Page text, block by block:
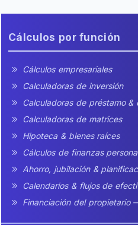
Cálculos por función
Cálculos empresariales
Calculadoras de inversión
Calculadoras de préstamo &
Calculadoras de matrices
Hipoteca & bienes raíces
Cálculos de finanzas
Ahorro, jubilación &
Calendarios & flujos de
Financiación del propietario